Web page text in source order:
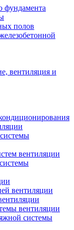
фундамента
полов
вентиляция и
вентиляции
вентиляции
вентиляции
системы